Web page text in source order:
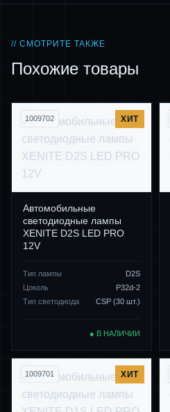
// СМОТРИТЕ ТАКЖЕ
Похожие товары
1009702 ХИТ
Автомобильные
светодиодные лампы
XENITE D2S LED PRO
12V
Тип лампы
D2S
Цоколь
P32d-2
Тип светодиода
CSP (30 шт.)
● В НАЛИЧИИ
1009701 ХИТ